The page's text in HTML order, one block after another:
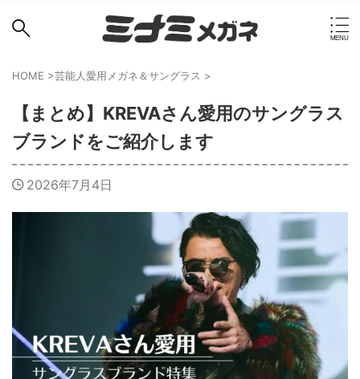
HOME >芸能人愛用メガネ＆サングラス >
【まとめ】KREVAさん愛用のサングラス
ブランドをご紹介します
2026年7月4日